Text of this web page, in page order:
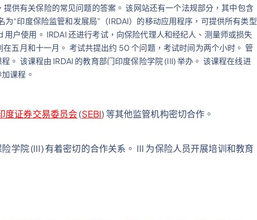
提供有关保险的常见问题的答案。 该网站还有一个法规部分，其中包含
为“印度保险监管和发展局”（IRDAI）的移动应用程序，可提供所有类型
户使用。 IRDAI 还进行考试，向保险代理人和经纪人、测量师或损失
五月和十一月。 考试共提出约 50 个问题，考试时间为两个小时。 管
。 该课程由 IRDAI 的教育部门印度保险学院 (III) 举办。 该课程在线进
课程。
度证券交易委员会(SEBI) 等其他监管机构密切合作。
学院 (III) 有着密切的合作关系。 III 为保险人员开展培训和教育